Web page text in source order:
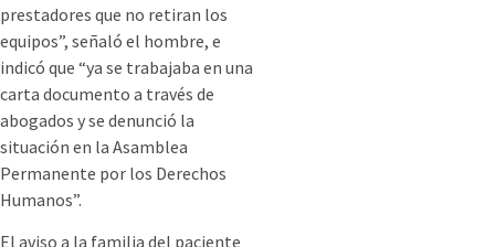
prestadores que no retiran los
equipos”, señaló el hombre, e
indicó que “ya se trabajaba en una
carta documento a través de
abogados y se denunció la
situación en la Asamblea
Permanente por los Derechos
Humanos”.
El aviso a la familia del paciente